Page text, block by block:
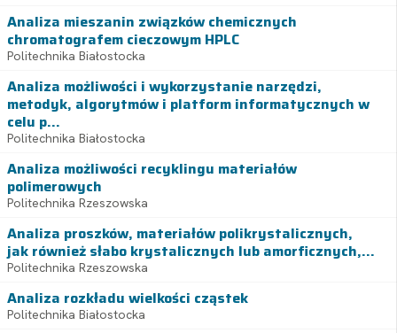
Analiza mieszanin związków chemicznych
chromatografem cieczowym HPLC
Politechnika Białostocka
Analiza możliwości i wykorzystanie narzędzi,
metodyk, algorytmów i platform informatycznych w
celu p...
Politechnika Białostocka
Analiza możliwości recyklingu materiałów
polimerowych
Politechnika Rzeszowska
Analiza proszków, materiałów polikrystalicznych,
jak również słabo krystalicznych lub amorficznych,...
Politechnika Rzeszowska
Analiza rozkładu wielkości cząstek
Politechnika Białostocka